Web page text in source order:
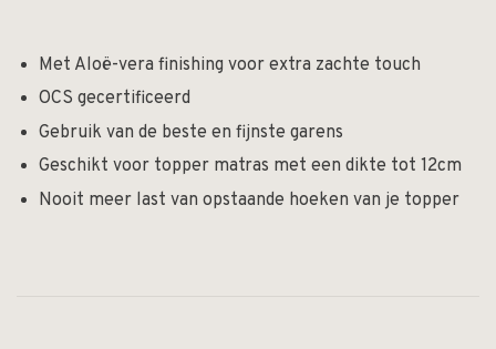
Met Aloë-vera finishing voor extra zachte touch
OCS gecertificeerd
Gebruik van de beste en fijnste garens
Geschikt voor topper matras met een dikte tot 12cm
Nooit meer last van opstaande hoeken van je topper